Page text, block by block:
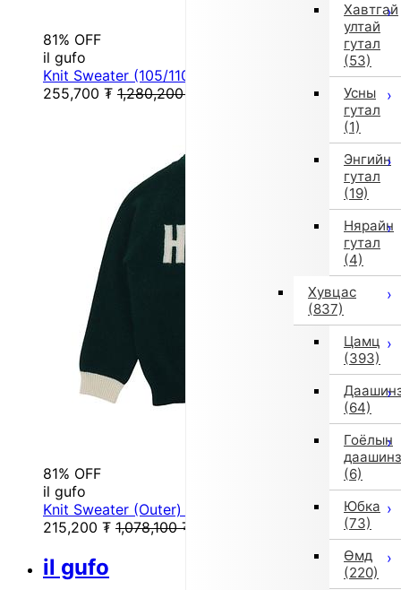
Хавтгай
ултай
гутал
(53)
Усны
гутал
(1)
Энгийн
гутал
(19)
Нярайн
гутал
(4)
Хувцас
(837)
Цамц
(393)
(64)
Гоёлын
даашинз
(6)
Юбка
(73)
Өмд
(220)
81% OFF
il gufo
Knit Sweater (105/110cm/Black)
255,700 ₮ 1,280,200
81% OFF
il gufo
Knit Sweater (Outer) (Green)
215,200 ₮ 1,078,100 ₮
il gufo